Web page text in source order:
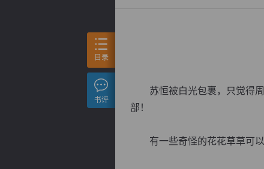
苏恒被白光包裹，只觉得周
部！
有一些奇怪的花花草草可以
目录
书评